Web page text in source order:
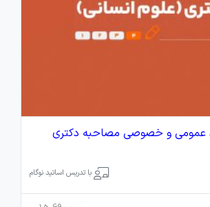
عمومی و خصوصی مصاحبه دکتری
با تدریس اساتید نوگام